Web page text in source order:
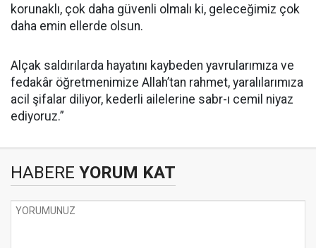
korunaklı, çok daha güvenli olmalı ki, geleceğimiz çok
daha emin ellerde olsun.
Alçak saldırılarda hayatını kaybeden yavrularımıza ve
fedakâr öğretmenimize Allah’tan rahmet, yaralılarımıza
acil şifalar diliyor, kederli ailelerine sabr-ı cemil niyaz
ediyoruz.”
HABERE YORUM KAT